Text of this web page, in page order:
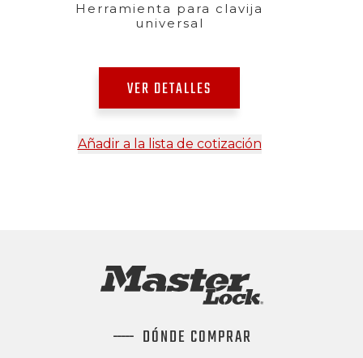
Herramienta para clavija
universal
VER DETALLES
Añadir a la lista de cotización
DÓNDE COMPRAR